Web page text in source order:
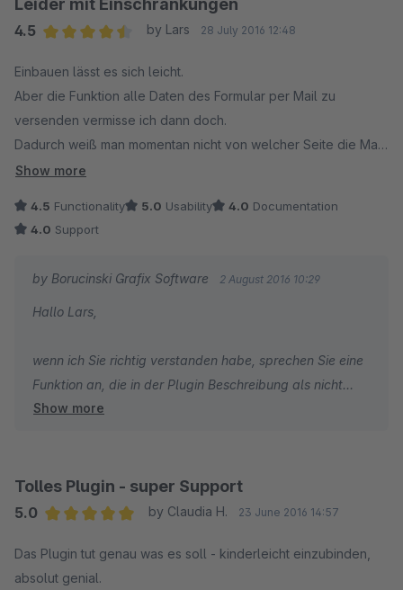
Leider mit Einschränkungen
4.5
by Lars 28 July 2016 12:48
Einbauen lässt es sich leicht.
Aber die Funktion alle Daten des Formular per Mail zu
versenden vermisse ich dann doch.
Dadurch weiß man momentan nicht von welcher Seite die Mail
des Formulars kommt.
Show more
4.5 Functionality 5.0 Usability 4.0 Documentation
4.0 Support
by Borucinski Grafix Software 2 August 2016 10:29
Hallo Lars,
wenn ich Sie richtig verstanden habe, sprechen Sie eine
Funktion an, die in der Plugin Beschreibung als nicht
vorhanden deklariert bzw. erst angekündigt worden ist.
Warum haben Sie dann das Plugin gekauft, wenn Sie
Konrad Borucinski
Show more
Tolles Plugin - super Support
5.0
by Claudia H. 23 June 2016 14:57
Das Plugin tut genau was es soll - kinderleicht einzubinden,
absolut genial.